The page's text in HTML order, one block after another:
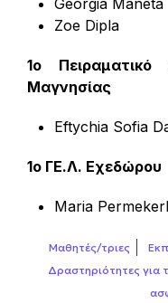
Zoe Dipla
1ο
Μαγνησίας
Eftychia Sofia
1ο ΓΕ.Λ. Εχεδώρου
Maria
Μαθητές/τριες
Δραστηριότητες για